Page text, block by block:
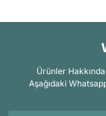
Ürünler
Aşağıdaki